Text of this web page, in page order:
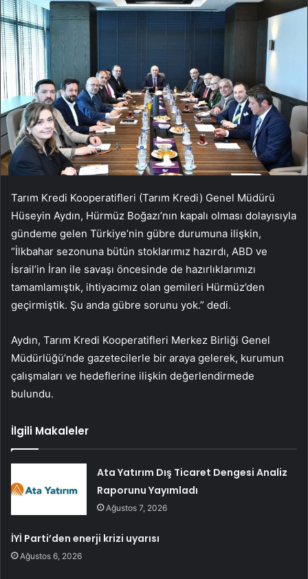
Tarım Kredi Kooperatifleri (Tarım Kredi) Genel Müdürü
Hüseyin Aydın, Hürmüz Boğazı’nın kapalı olması dolayısıyla
gündeme gelen Türkiye’nin gübre durumuna ilişkin,
“İlkbahar sezonuna bütün stoklarımız hazırdı, ABD ve
İsrail’in İran ile savaşı öncesinde de hazırlıklarımızı
tamamlamıştık, ihtiyacımız olan gemileri Hürmüz’den
geçirmiştik. Şu anda gübre sorunu yok.” dedi.
Aydın, Tarım Kredi Kooperatifleri Merkez Birliği Genel
Müdürlüğü’nde gazetecilerle bir araya gelerek, kurumun
çalışmaları ve hedeflerine ilişkin değerlendirmede
bulundu.
İlgili Makaleler
Ata Yatırım Dış Ticaret Dengesi Analiz
Raporunu Yayımladı
Ağustos 7, 2026
İYİ Parti’den enerji krizi uyarısı
Ağustos 6, 2026